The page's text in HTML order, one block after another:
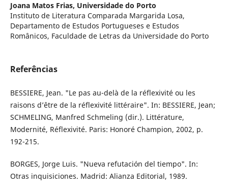
Joana Matos Frias, Universidade do Porto
Instituto de Literatura Comparada Margarida Losa,
Departamento de Estudos Portugueses e Estudos
Românicos, Faculdade de Letras da Universidade do Porto
Referências
BESSIERE, Jean. "Le pas au-delà de la réflexivité ou les
raisons d’être de la réflexivité littéraire". In: BESSIERE, Jean;
SCHMELING, Manfred Schmeling (dir.). Littérature,
Modernité, Réflexivité. Paris: Honoré Champion, 2002, p.
192-215.
BORGES, Jorge Luis. "Nueva refutación del tiempo". In:
Otras inquisiciones. Madrid: Alianza Editorial, 1989.